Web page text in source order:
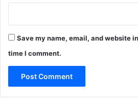
Save my name, email, and website
time I comment.